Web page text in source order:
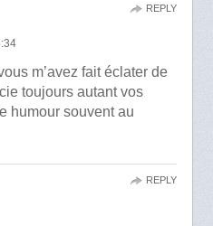
m’avez fait éclater de
toujours autant vos
humour souvent au
REPLY
REPLY